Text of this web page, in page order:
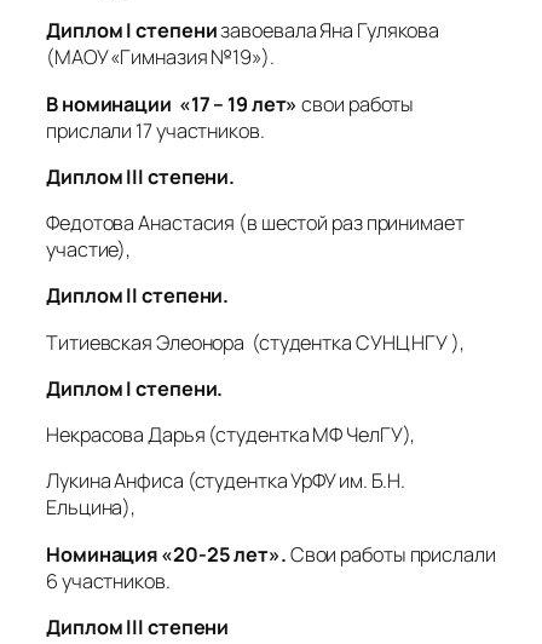
Диплом I степенизавоевала Яна Гулякова
(МАОУ «Гимназия №19»).
В номинации «17 – 19 лет»свои работы
прислали 17 участников.
Диплом III степени.
Федотова Анастасия (в шестой раз принимает
участие),
Диплом II степени.
Титиевская Элеонора (студентка СУНЦ НГУ),
Диплом I степени.
Некрасова Дарья (студентка МФ ЧелГУ),
Лукина Анфиса (студентка УрФУ им. Б.Н.
Ельцина),
Номинация «20-25 лет».Свои работы прислали
6 участников.
Диплом III степени